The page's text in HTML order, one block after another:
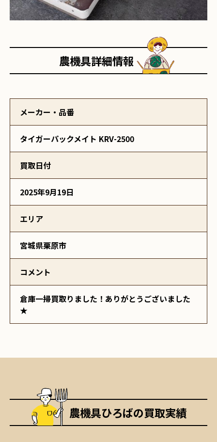
農機具詳細情報
メーカー・品番
タイガーパックメイト KRV-2500
買取日付
2025年9月19日
エリア
宮城県栗原市
コメント
倉庫一掃買取りました！ありがとうございました
★
農機具ひろばの買取実績